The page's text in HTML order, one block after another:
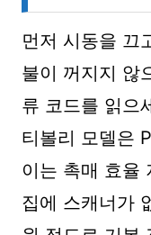
먼저 시동을 끄
불이 꺼지지 않
류 코드를 읽으
티볼리 모델은
이는 촉매 효율
집에 스캐너가